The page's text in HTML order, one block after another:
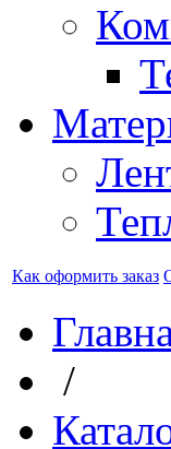
Как оформить заказ
/